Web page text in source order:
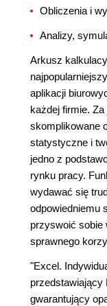
Obliczenia i
Analizy,
Arkusz
aplikacji
każdej firmie.
skomplikowane
statystyczne i
jedno z
rynku pracy.
wydawać się
odpowiedniemu
przyswoić sobie
sprawnego
"Excel.
przedstawiający
gwarantujący